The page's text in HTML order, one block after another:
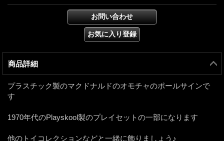
商品詳細
プラスチック製のマクドナルドのオモチャのポールサインで
す
1970年代のPlayskool製のプレイセットの一部になります
他のトイコレクションなどと一緒に飾りましょう♪